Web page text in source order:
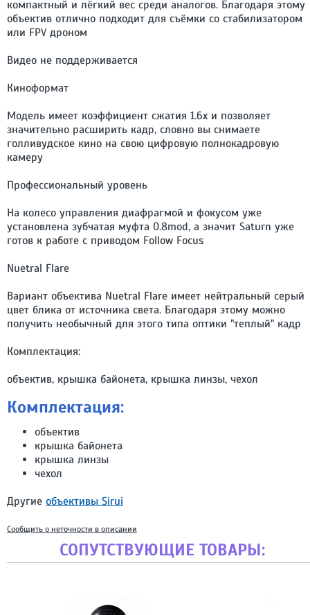
компактный и лёгкий вес среди аналогов. Благодаря этому
объектив отлично подходит для съёмки со стабилизатором
или FPV дроном
Видео не поддерживается
Киноформат
Модель имеет коэффициент сжатия 1.6x и позволяет
значительно расширить кадр, словно вы снимаете
голливудское кино на свою цифровую полнокадровую
камеру
Профессиональный уровень
На колесо управления диафрагмой и фокусом уже
установлена зубчатая муфта 0.8mod, а значит Saturn уже
готов к работе с приводом Follow Focus
Nuetral Flare
Вариант объектива Nuetral Flare имеет нейтральный серый
цвет блика от источника света. Благодаря этому можно
получить необычный для этого типа оптики "теплый" кадр
Комплектация:
объектив, крышка байонета, крышка линзы, чехол
Комплектация:
объектив
крышка байонета
крышка линзы
чехол
Другие объективы Sirui
Сообщить о неточности в описании
СОПУТСТВУЮЩИЕ ТОВАРЫ: